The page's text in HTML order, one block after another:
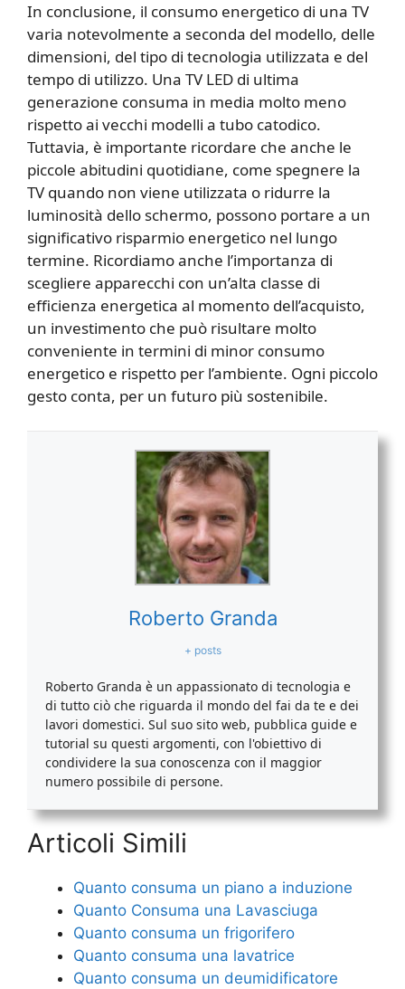
In conclusione, il consumo energetico di una TV
varia notevolmente a seconda del modello, delle
dimensioni, del tipo di tecnologia utilizzata e del
tempo di utilizzo. Una TV LED di ultima
generazione consuma in media molto meno
rispetto ai vecchi modelli a tubo catodico.
Tuttavia, è importante ricordare che anche le
piccole abitudini quotidiane, come spegnere la
TV quando non viene utilizzata o ridurre la
luminosità dello schermo, possono portare a un
significativo risparmio energetico nel lungo
termine. Ricordiamo anche l’importanza di
scegliere apparecchi con un’alta classe di
efficienza energetica al momento dell’acquisto,
un investimento che può risultare molto
conveniente in termini di minor consumo
energetico e rispetto per l’ambiente. Ogni piccolo
gesto conta, per un futuro più sostenibile.
Roberto Granda
+ posts
Roberto Granda è un appassionato di tecnologia e
di tutto ciò che riguarda il mondo del fai da te e dei
lavori domestici. Sul suo sito web, pubblica guide e
tutorial su questi argomenti, con l'obiettivo di
condividere la sua conoscenza con il maggior
numero possibile di persone.
Articoli Simili
Quanto consuma un piano a induzione
Quanto Consuma una Lavasciuga
Quanto consuma un frigorifero
Quanto consuma una lavatrice
Quanto consuma un deumidificatore